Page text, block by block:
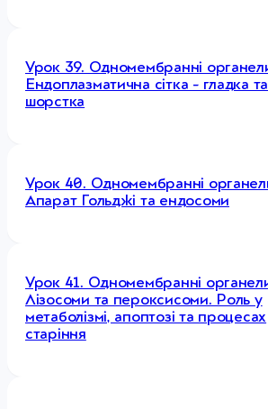
Урок 39. Одномембранні
Ендоплазматична сітка - гладка та
шорстка
Урок 40. Одномембранні
Апарат Гольджі та ендосоми
Урок 41. Одномембранні
Лізосоми та пероксисоми. Роль у
метаболізмі, апоптозі та процесах
старіння